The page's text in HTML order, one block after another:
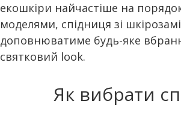
екошкіри найчастіше на
моделями, спідниця зі
доповнюватиме будь-яке
святковий look.
Як вибрати